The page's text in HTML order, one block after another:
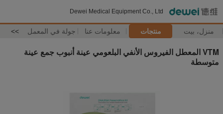
Dewei Medical Equipment Co., Ltd
منزل، بيت منتجات معلومات عنا جولة في المعمل >>
VTM المعطل الفيروس الأنفي البلعومي عينة أنبوب جمع عينة
متوسطة